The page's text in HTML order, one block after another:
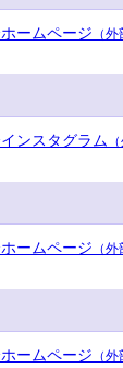
ームページ （
ンスタグラム
ームページ （
ームページ （